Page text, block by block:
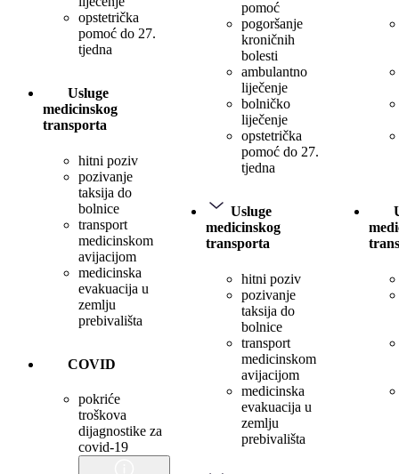
opstetrička
pomoć do 27.
tjedna
Usluge
medicinskog
transporta
hitni poziv
pozivanje
taksija do
bolnice
transport
medicinskom
avijacijom
medicinska
evakuacija u
zemlju
prebivališta
COVID
pokriće
troškova
dijagnostike za
covid-19
pomoć
pogoršanje
kroničnih
bolesti
ambulantno
liječenje
bolničko
liječenje
opstetrička
pomoć do 27.
tjedna
Usluge
medicinskog
transporta
hitni poziv
pozivanje
taksija do
bolnice
transport
medicinskom
avijacijom
medicinska
evakuacija u
zemlju
prebivališta